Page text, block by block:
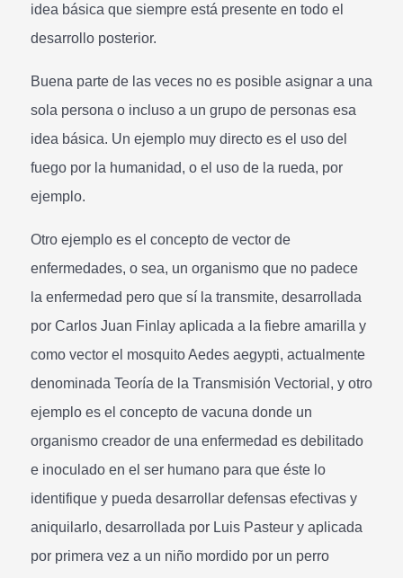
idea básica que siempre está presente en todo el
desarrollo posterior.
Buena parte de las veces no es posible asignar a una
sola persona o incluso a un grupo de personas esa
idea básica. Un ejemplo muy directo es el uso del
fuego por la humanidad, o el uso de la rueda, por
ejemplo.
Otro ejemplo es el concepto de vector de
enfermedades, o sea, un organismo que no padece
la enfermedad pero que sí la transmite, desarrollada
por Carlos Juan Finlay aplicada a la fiebre amarilla y
como vector el mosquito Aedes aegypti, actualmente
denominada Teoría de la Transmisión Vectorial, y otro
ejemplo es el concepto de vacuna donde un
organismo creador de una enfermedad es debilitado
e inoculado en el ser humano para que éste lo
identifique y pueda desarrollar defensas efectivas y
aniquilarlo, desarrollada por Luis Pasteur y aplicada
por primera vez a un niño mordido por un perro